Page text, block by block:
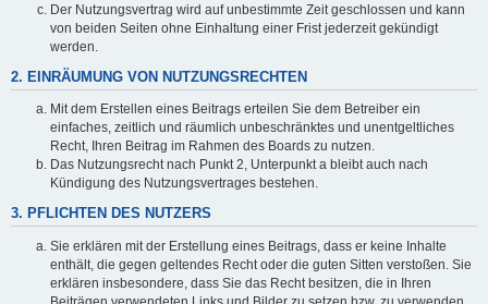
Der Nutzungsvertrag wird auf unbestimmte Zeit geschlossen und kann
von beiden Seiten ohne Einhaltung einer Frist jederzeit gekündigt
werden.
2. EINRÄUMUNG VON NUTZUNGSRECHTEN
Mit dem Erstellen eines Beitrags erteilen Sie dem Betreiber ein
einfaches, zeitlich und räumlich unbeschränktes und unentgeltliches
Recht, Ihren Beitrag im Rahmen des Boards zu nutzen.
Das Nutzungsrecht nach Punkt 2, Unterpunkt a bleibt auch nach
Kündigung des Nutzungsvertrages bestehen.
3. PFLICHTEN DES NUTZERS
Sie erklären mit der Erstellung eines Beitrags, dass er keine Inhalte
enthält, die gegen geltendes Recht oder die guten Sitten verstoßen. Sie
erklären insbesondere, dass Sie das Recht besitzen, die in Ihren